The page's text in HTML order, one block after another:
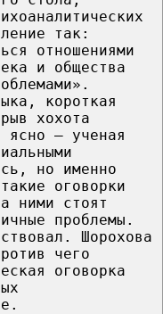
так:
отношениями
и общества
короткая
хохота
ясно – ученая
но именно
оговорки
ними стоят
проблемы.
Шорохова
чего
оговорка